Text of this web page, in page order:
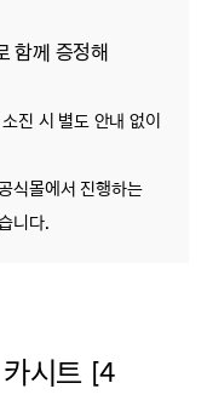
함께 증정해
진 시 별도 안내 없이
식몰에서 진행하는
니다.
시트 [4